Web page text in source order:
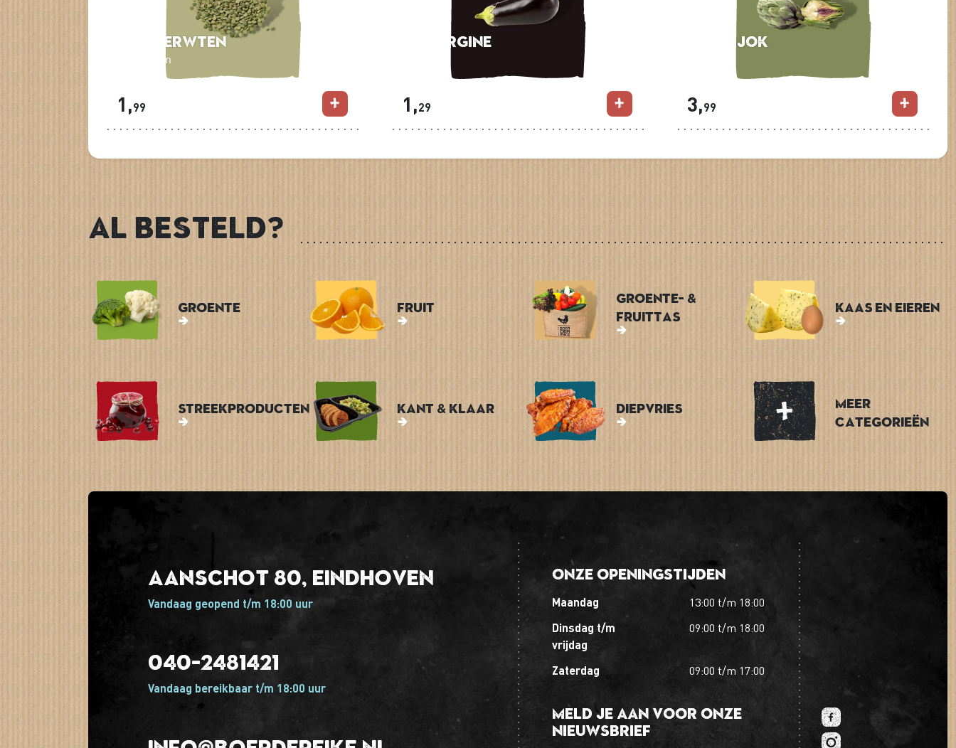
500 gram
Spliterwten
1,99
Aubergine
1,29
Artisjok
3,99
Al besteld?
Groente Fruit
Groente- &
Fruittas
Kaas en Eieren
Streekproducten Kant & Klaar Diepvries
Meer
categorieën
Aanschot 80, Eindhoven
Vandaag geopend t/m 18:00 uur
040-2481421
Vandaag bereikbaar t/m 18:00 uur
Onze openingstijden
maandag 13:00 t/m 18:00
dinsdag t/m
vrijdag
09:00 t/m 18:00
zaterdag 09:00 t/m 17:00
Meld je aan voor onze
nieuwsbrief